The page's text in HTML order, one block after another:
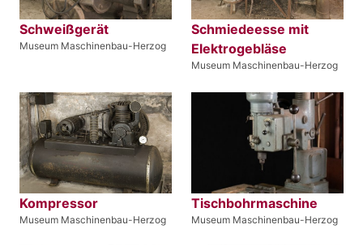
Schweißgerät
Museum Maschinenbau-Herzog
Schmiedeesse mit
Elektrogebläse
Museum Maschinenbau-Herzog
Kompressor
Museum Maschinenbau-Herzog
Tischbohrmaschine
Museum Maschinenbau-Herzog